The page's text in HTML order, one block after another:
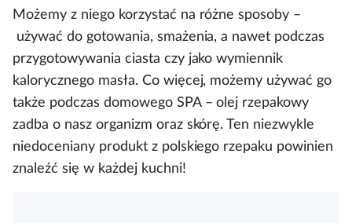
Możemy z niego korzystać na różne sposoby –
używać do gotowania, smażenia, a nawet podczas
przygotowywania ciasta czy jako wymiennik
kalorycznego masła. Co więcej, możemy używać go
także podczas domowego SPA – olej rzepakowy
zadba o nasz organizm oraz skórę. Ten niezwykle
niedoceniany produkt z polskiego rzepaku powinien
znaleźć się w każdej kuchni!